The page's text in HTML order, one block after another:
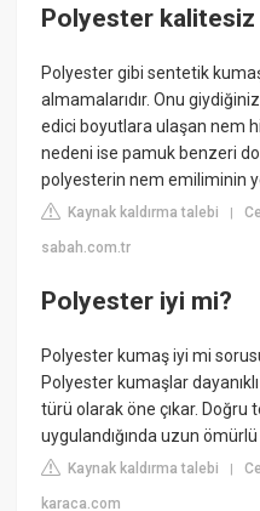
Polyester kalitesiz
Polyester gibi sentetik
almamalarıdır. Onu
edici boyutlara ulaşan nem
nedeni ise pamuk benzeri
polyesterin nem emiliminin
Kaynak kaldırma talebi |
sabah.com.tr
Polyester iyi mi?
Polyester kumaş iyi mi
Polyester kumaşlar
türü olarak öne çıkar.
uygulandığında uzun
Kaynak kaldırma talebi |
karaca.com